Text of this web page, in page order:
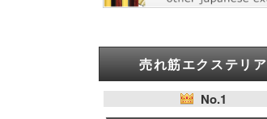
売れ筋エクステリア
No.1